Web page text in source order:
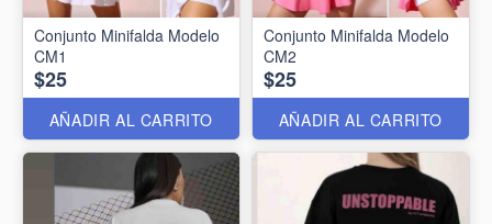
Conjunto Minifalda Modelo
CM1
$25
AÑADIR AL CARRITO
Conjunto Minifalda Modelo
CM2
$25
AÑADIR AL CARRITO